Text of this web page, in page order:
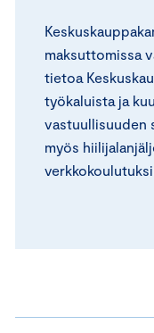
maksuttomissa
tietoa
työkaluista ja
vastuullisuuden
myös